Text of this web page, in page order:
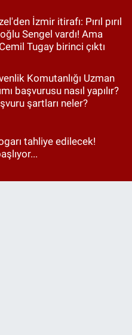
İzmir itirafı: Pırıl pırıl
Sengel vardı! Ama
Tugay birinci çıktı
Komutanlığı Uzman
başvurusu nasıl yapılır?
şartları neler?
tahliye edilecek!